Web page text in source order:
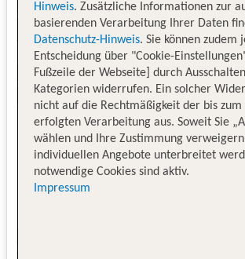
Hinweis. Zusätzliche Informationen zur
basierenden Verarbeitung Ihrer Daten
Datenschutz-Hinweis. Sie können zudem
Entscheidung über "Cookie-
Fußzeile der Webseite] durch
Kategorien widerrufen. Ein solcher
nicht auf die Rechtmäßigkeit der bis
erfolgten Verarbeitung aus. Soweit Sie
wählen und Ihre Zustimmung
individuellen Angebote unterbreitet
notwendige Cookies sind aktiv.
Impressum